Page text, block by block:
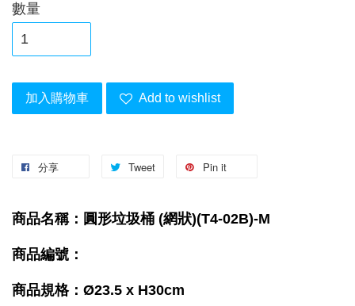
數量
加入購物車 Add to wishlist
分享 Tweet Pin it
商品名稱：圓形垃圾桶 (網狀)(T4-02B)-M
商品編號：
商品規格：Ø23.5 x H30cm